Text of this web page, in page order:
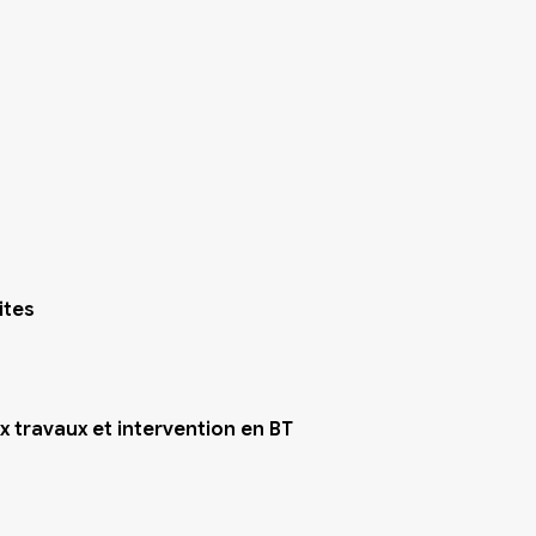
travaux et intervention en BT